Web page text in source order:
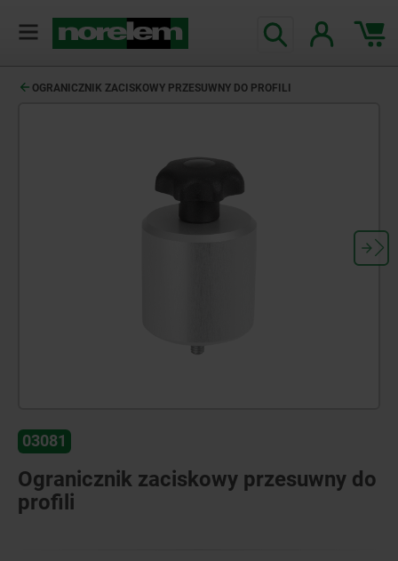
OGRANICZNIK ZACISKOWY PRZESUWNY DO PROFILI
03081
Ogranicznik zaciskowy przesuwny do
profili